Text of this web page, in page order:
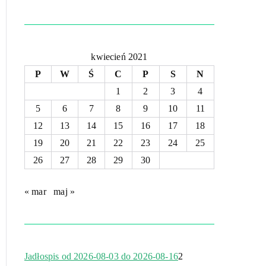
kwiecień 2021
P
W Ś C P S
N
1
2 3
4
5
6 7 8 9 10
11
12
13 14 15 16 17
18
19
20 21 22 23 24
25
26
27 28 29 30
« mar maj »
Jadłospis od 2026-08-03 do 2026-08-162